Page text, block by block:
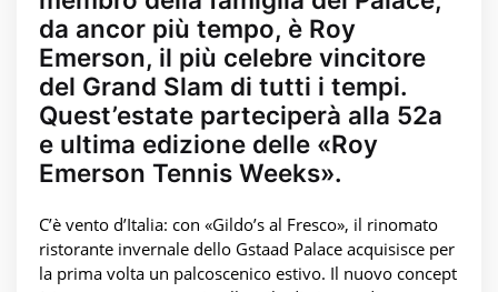
da ancor più tempo, è Roy
Emerson, il più celebre vincitore
del Grand Slam di tutti i tempi.
Quest’estate parteciperà alla 52a
e ultima edizione delle «Roy
Emerson Tennis Weeks».
C’è vento d’Italia: con «Gildo’s al Fresco», il rinomato
ristorante invernale dello Gstaad Palace acquisisce per
la prima volta un palcoscenico estivo. Il nuovo concept